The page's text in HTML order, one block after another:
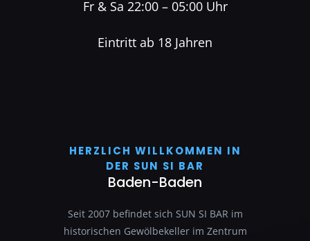
Fr & Sa 22:00 – 05:00 Uhr
Eintritt ab 18 Jahren
HERZLICH WILLKOMMEN IN
DER SUN SI BAR
Baden-Baden
Seit 2007 befindet sich SUN SI BAR im
historischen Gewölbekeller im Zentrum